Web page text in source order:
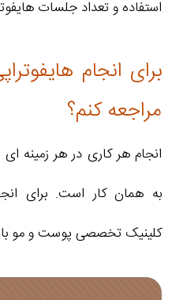
استفاده و تعداد جلسات
برای انجام
مراجعه کنم؟
انجام هر کاری در هر زمینه
به همان کار است. برای
کلینیک تخصصی پوست و مو